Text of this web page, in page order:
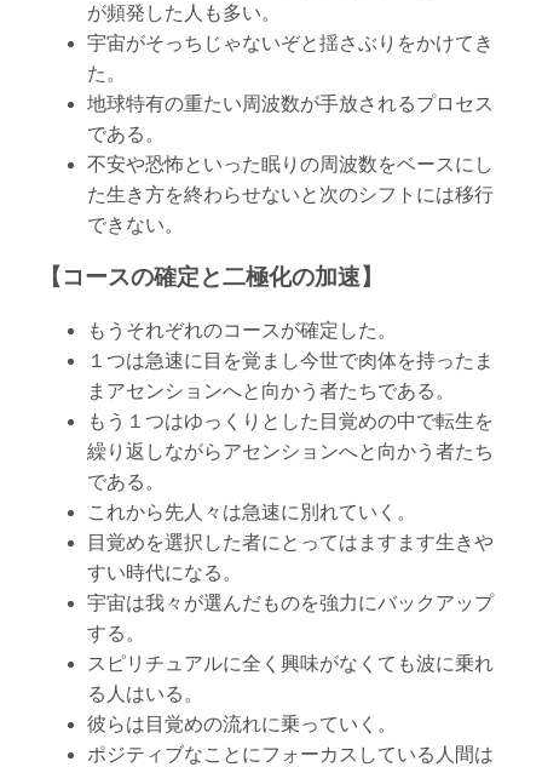
が頻発した人も多い。
宇宙がそっちじゃないぞと揺さぶりをかけてき
た。
地球特有の重たい周波数が手放されるプロセス
である。
不安や恐怖といった眠りの周波数をベースにし
た生き方を終わらせないと次のシフトには移行
できない。
【コースの確定と二極化の加速】
もうそれぞれのコースが確定した。
１つは急速に目を覚まし今世で肉体を持ったま
まアセンションへと向かう者たちである。
もう１つはゆっくりとした目覚めの中で転生を
繰り返しながらアセンションへと向かう者たち
である。
これから先人々は急速に別れていく。
目覚めを選択した者にとってはますます生きや
すい時代になる。
宇宙は我々が選んだものを強力にバックアップ
する。
スピリチュアルに全く興味がなくても波に乗れ
る人はいる。
彼らは目覚めの流れに乗っていく。
ポジティブなことにフォーカスしている人間は